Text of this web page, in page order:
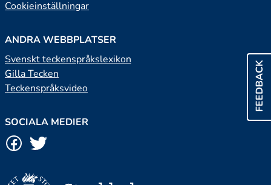
FEEDBACK
Cookieinställningar
ANDRA WEBBPLATSER
Svenskt teckenspråkslexikon
Gilla Tecken
Teckenspråksvideo
SOCIALA MEDIER